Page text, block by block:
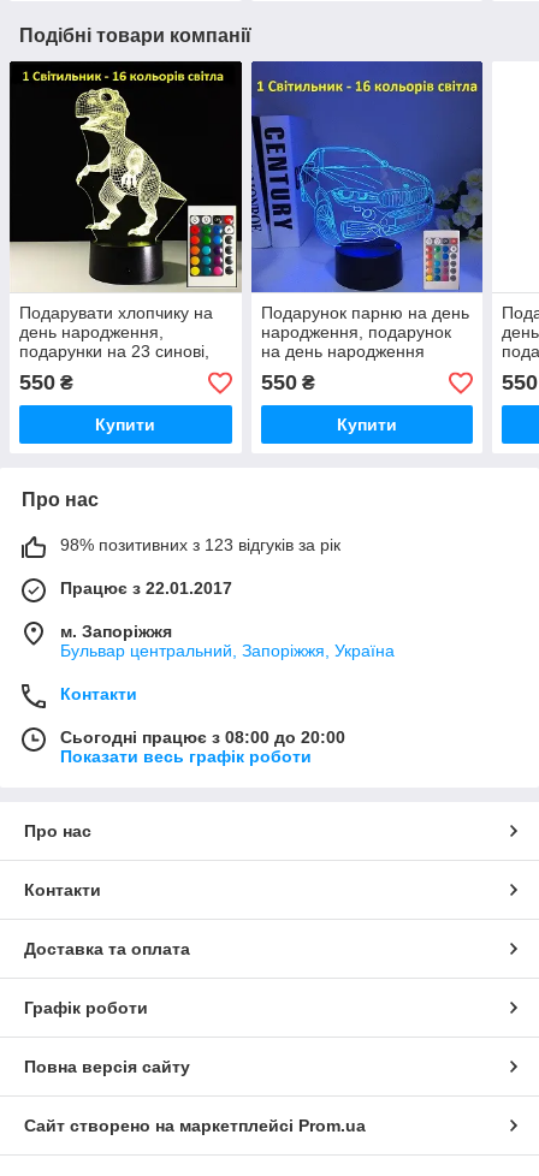
Подібні товари компанії
Подарувати хлопчику на
день народження,
подарунки на 23 синові,
подарунки на 23 лютого
чоловікові та сину
550 ₴
Купити
Подарунок парню на день
народження, подарунок
на день народження
парню, подарунок на день
народження чоловікові
550₴
Купити
550
Про нас
98% позитивних з 123 відгуків за рік
Працює з 22.01.2017
м. Запоріжжя
Бульвар центральний, Запоріжжя, Україна
Контакти
Сьогодні працює з 08:00 до 20:00
Показати весь графік роботи
Про нас
Контакти
Доставка та оплата
Графік роботи
Повна версія сайту
Сайт створено на маркетплейсі Prom.ua